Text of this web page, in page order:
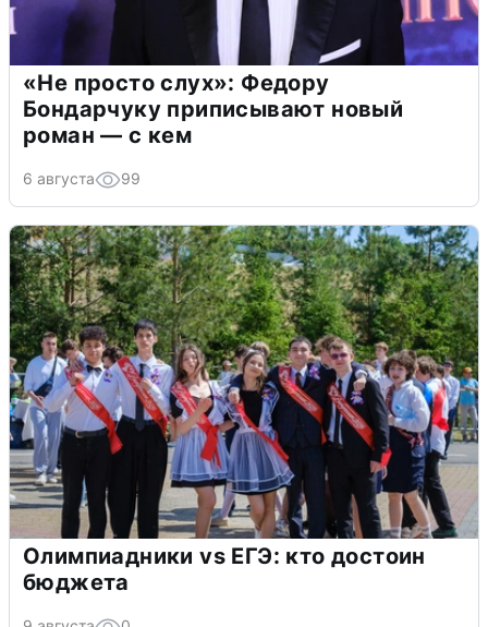
«Не просто слух»: Федору
Бондарчуку приписывают новый
роман — с кем
6 августа 99
Олимпиадники vs ЕГЭ: кто достоин
бюджета